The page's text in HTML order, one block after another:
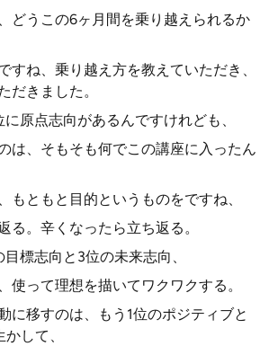
どうこの6ヶ月間を乗り越えられるか
すね、乗り越え方を教えていただき、
だきました。
原点志向があるんですけれども、
は、そもそも何でこの講座に入ったん
もともと目的というものをですね、
る。辛くなったら立ち返る。
標志向と3位の未来志向、
使って理想を描いてワクワクする。
に移すのは、もう1位のポジティブと
して、